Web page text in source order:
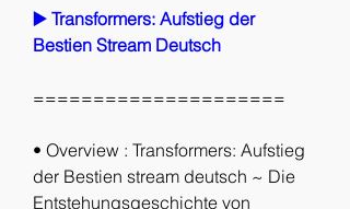
▶️ Transformers: Aufstieg der
Bestien Stream Deutsch
=====================
• Overview : Transformers: Aufstieg
der Bestien stream deutsch ~ Die
Entstehungsgeschichte von